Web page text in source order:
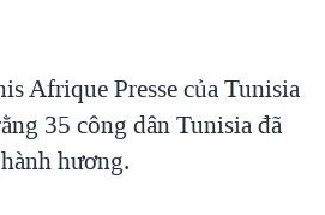
Afrique Presse của Tunisia
35 công dân Tunisia đã
hương.